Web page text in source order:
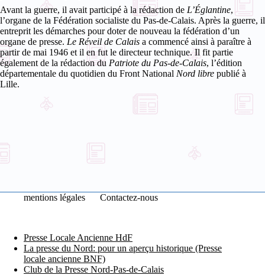
Avant la guerre, il avait participé à la rédaction de L’Églantine,
l’organe de la Fédération socialiste du Pas-de-Calais. Après la guerre, il
entreprit les démarches pour doter de nouveau la fédération d’un
organe de presse. Le Réveil de Calais a commencé ainsi à paraître à
partir de mai 1946 et il en fut le directeur technique. Il fit partie
également de la rédaction du Patriote du Pas-de-Calais, l’édition
départementale du quotidien du Front National Nord libre publié à
Lille.
mentions légales Contactez-nous
Presse Locale Ancienne HdF
La presse du Nord: pour un aperçu historique (Presse
locale ancienne BNF)
Club de la Presse Nord-Pas-de-Calais